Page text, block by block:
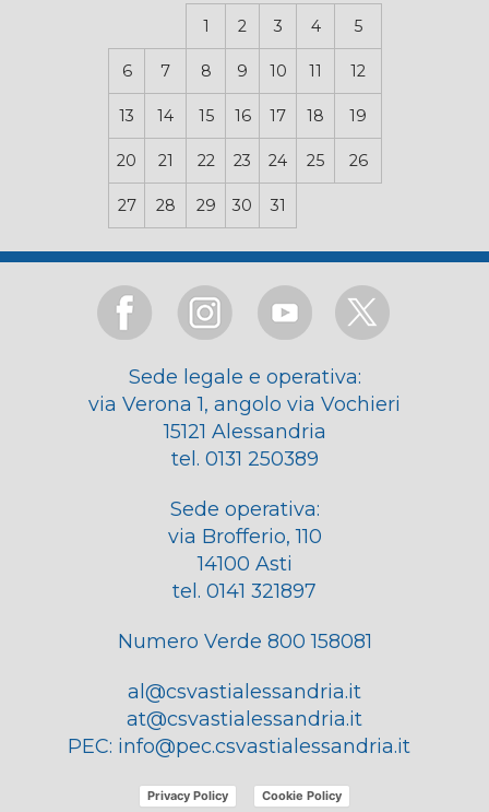
1 2 3 4 5
6 7 8 9 10 11 12
13 14 15 16 17 18 19
20 21 22 23 24 25 26
27 28 29 30 31
Sede legale e operativa:
via Verona 1, angolo via Vochieri
15121 Alessandria
tel. 0131 250389
Sede operativa:
via Brofferio, 110
14100 Asti
tel. 0141 321897
Numero Verde 800 158081
al@csvastialessandria.it
at@csvastialessandria.it
PEC: info@pec.csvastialessandria.it
Privacy Policy Cookie Policy